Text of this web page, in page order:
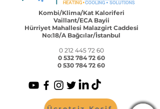
Kombi/Klima/Kat Kaloriferi
Vaillant/ECA Bayii
Hürriyet Mahallesi Malazgirt Caddesi
No:18/A Bağcılar/İstanbul
0 212 445 72 60
0 532 784 72 60
0 530 784 72 60